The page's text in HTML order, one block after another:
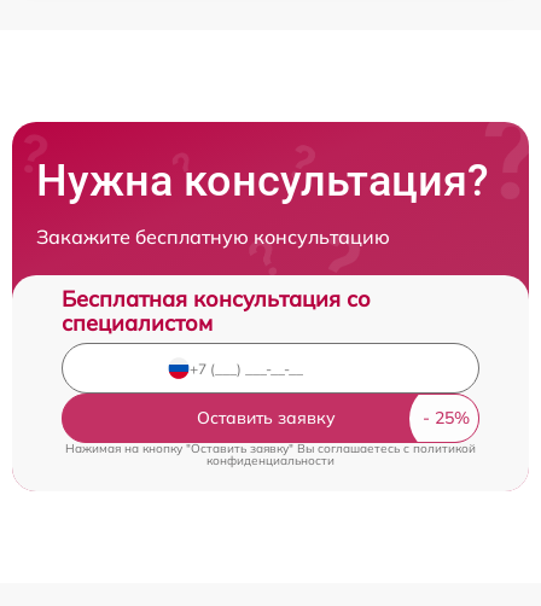
Нужна консультация?
Закажите бесплатную консультацию
Бесплатная консультация со
специалистом
Оставить заявку
Нажимая на кнопку "Оставить заявку" Вы соглашаетесь cполитикой
конфиденциальности